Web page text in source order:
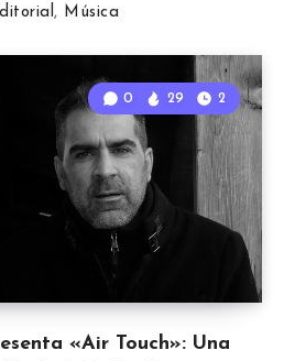
, Música
«Air Touch»: Una
0 29 2